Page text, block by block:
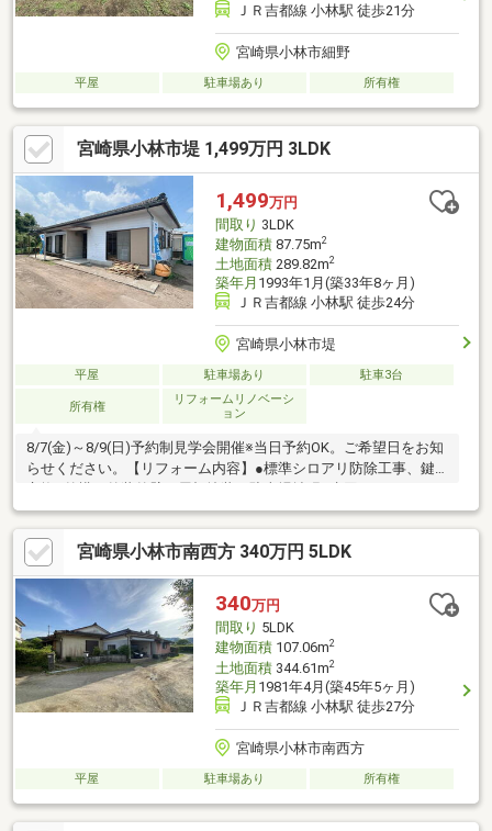
ＪＲ吉都線 小林駅 徒歩21分
宮崎県小林市細野
平屋 駐車場あり 所有権
宮崎県小林市堤 1,499万円 3LDK
1,499万円
間取り 3LDK
建物面積87.75m2
土地面積289.82m2
築年月 1993年1月(築33年8ヶ月)
ＪＲ吉都線 小林駅 徒歩24分
宮崎県小林市堤
平屋 駐車場あり 駐車3台
所有権
リフォームリノベーシ
ョン
8/7(金)～8/9(日)予約制見学会開催※当日予約OK。ご希望日をお知
らせください。【リフォーム内容】●標準シロアリ防除工事、鍵
ッチン交換、ユニットバス交換、トイレ交換、洗面化粧台交換●
内装シューズボックス交換、一部クロス張替え、畳表替え、障
子・襖張替え●その他設備インターホン設置、火災警報器設置、
照明器具交換【おすすめポイント】・本物件は条件により住宅ロ
ーン減税が適用されます。・雨漏り、構造上主要な部分の欠陥
や・腐食、給排水管の故障や漏水についてお引渡しより２年間
宮崎県小林市南西方 340万円 5LDK
340万円
間取り 5LDK
建物面積107.06m2
土地面積344.61m2
築年月 1981年4月(築45年5ヶ月)
ＪＲ吉都線 小林駅 徒歩27分
宮崎県小林市南西方
平屋 駐車場あり 所有権